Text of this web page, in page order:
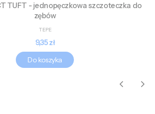
TUFT - jednopęczkowa szczoteczka do
zębów
TEPE
Cena
9,35 zł
Do koszyka